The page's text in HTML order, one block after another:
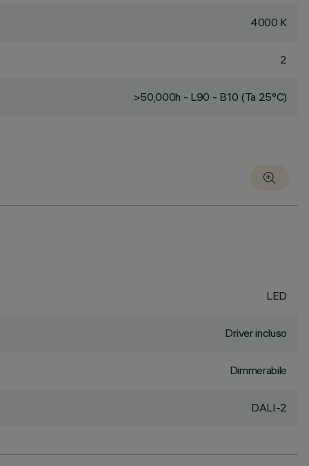
4000 K
2
>50,000h - L90 - B10 (Ta 25°C)
LED
Driver incluso
Dimmerabile
DALI-2